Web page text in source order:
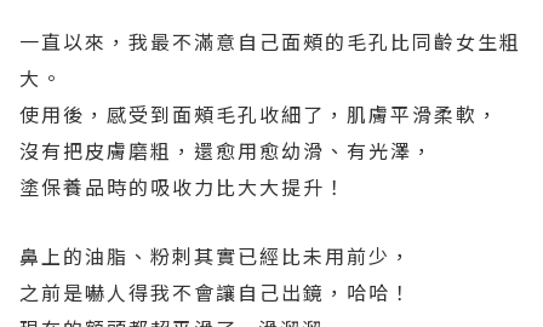
一直以來，我最不滿意自己面頰的毛孔比同齡女生粗
大。
使用後，感受到面頰毛孔收細了，肌膚平滑柔軟，
沒有把皮膚磨粗，還愈用愈幼滑、有光澤，
塗保養品時的吸收力比大大提升！
鼻上的油脂、粉刺其實已經比未用前少，
之前是嚇人得我不會讓自己出鏡，哈哈！